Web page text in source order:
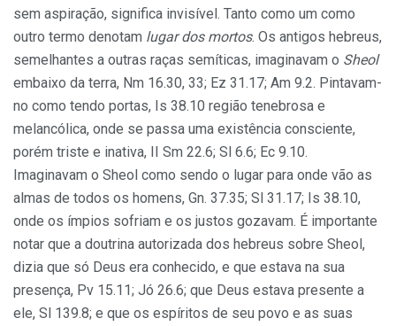
sem aspiração, significa invisível. Tanto como um como
outro termo denotam lugar dos mortos. Os antigos hebreus,
semelhantes a outras raças semíticas, imaginavam o Sheol
embaixo da terra, Nm 16.30, 33; Ez 31.17; Am 9.2. Pintavam-
no como tendo portas, Is 38.10 região tenebrosa e
melancólica, onde se passa uma existência consciente,
porém triste e inativa, II Sm 22.6; Sl 6.6; Ec 9.10.
Imaginavam o Sheol como sendo o lugar para onde vão as
almas de todos os homens, Gn. 37.35; Sl 31.17; Is 38.10,
onde os ímpios sofriam e os justos gozavam. É importante
notar que a doutrina autorizada dos hebreus sobre Sheol,
dizia que só Deus era conhecido, e que estava na sua
presença, Pv 15.11; Jó 26.6; que Deus estava presente a
ele, Sl 139.8; e que os espíritos de seu povo e as suas